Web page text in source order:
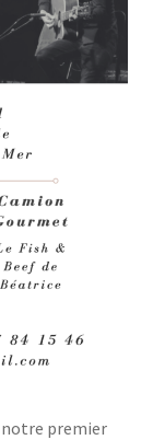
notre premier